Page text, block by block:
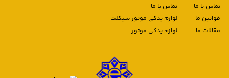
تماس با ما
قوانین ما
مقالات ما
تماس با ما
لوازم یدکی موتور سیکلت
لوازم یدکی موتور